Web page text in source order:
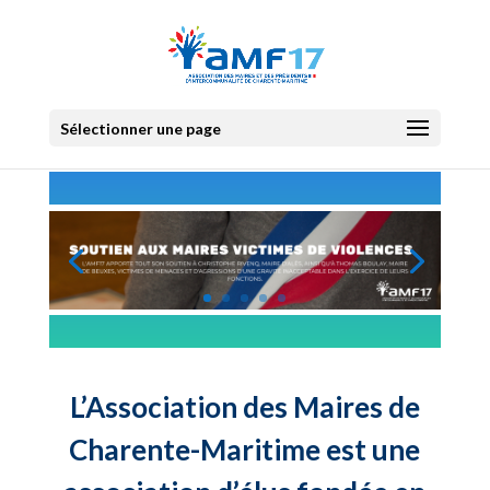
Sélectionner une page
L’Association des Maires de
Charente-Maritime est une